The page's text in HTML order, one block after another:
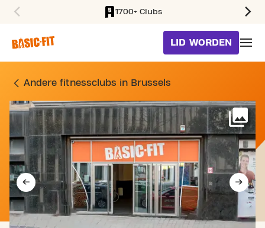
1700+ Clubs
LID WORDEN
SPORTSCHOOL
Andere fitnessclubs in Brussels